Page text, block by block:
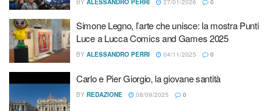
Un gesto che esprime accoglienza, ospitalità e comunione.
Solo dopo che l’ospite si è rinfrescato può iniziare la
conversazione sui motivi della visita.Padre Franco
Moscone, arcivescovo di Manfredonia-Vieste-San
Simone Legno, l’arte che unisce: la mostra Punti
Luce a Lucca Comics and Games 2025
BY ALESSANDRO PERRI 04/11/2025 0
Carlo e Pier Giorgio, la giovane santità
BY REDAZIONE 08/09/2025 0